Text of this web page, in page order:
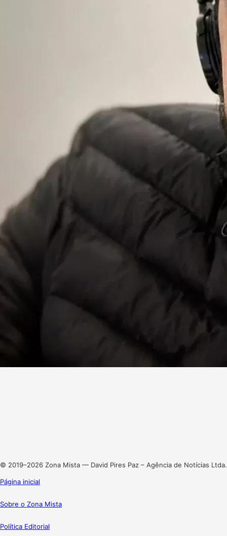
© 2019–2026 Zona Mista — David Pires Paz – Agência de Notícias Ltda.
Página inicial
Sobre o Zona Mista
Política Editorial